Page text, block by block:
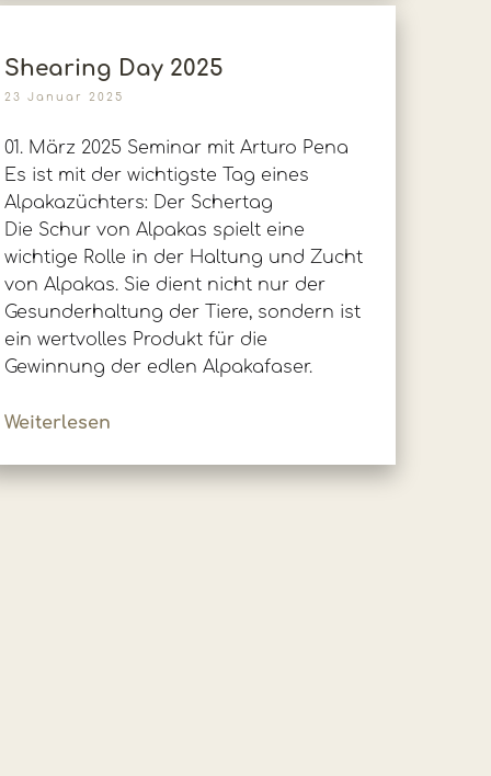
Shearing Day 2025
23 Januar 2025
01. März 2025 Seminar mit Arturo Pena
Es ist mit der wichtigste Tag eines
Alpakazüchters: Der Schertag
Die Schur von Alpakas spielt eine
wichtige Rolle in der Haltung und Zucht
von Alpakas. Sie dient nicht nur der
Gesunderhaltung der Tiere, sondern ist
ein wertvolles Produkt für die
Gewinnung der edlen Alpakafaser.
Weiterlesen